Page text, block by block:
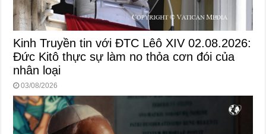
Kinh Truyền tin với ĐTC Lêô XIV 02.08.2026:
Đức Kitô thực sự làm no thỏa cơn đói của
nhân loại
03/08/2026